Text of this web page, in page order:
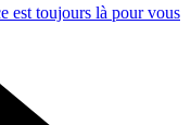
est toujours là pour vous